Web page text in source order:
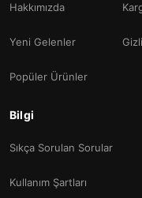
Hakkımızda
Yeni Gelenler
Popüler Ürünler
Bilgi
Sıkça Sorulan Sorular
Kullanım Şartları